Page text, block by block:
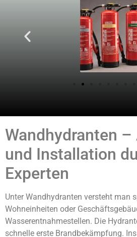
Wandhydranten –
und Installation
Experten
Unter Wandhydranten versteht man
Wohneinheiten oder
Wasserentnahmestellen. Die
schnelle erste Brandbekämpfung.